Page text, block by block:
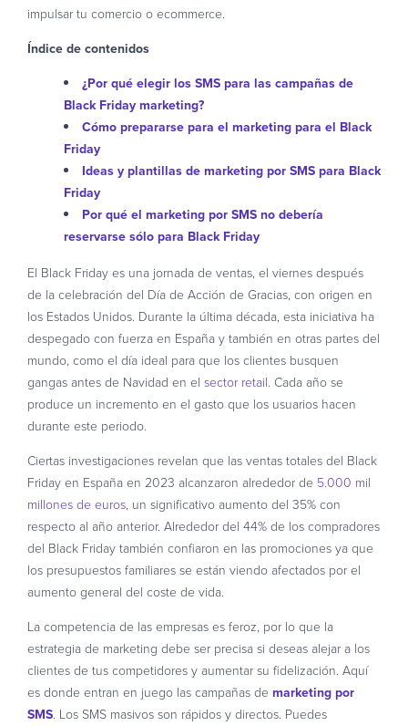
impulsar tu comercio o ecommerce.
Índice de contenidos
¿Por qué elegir los SMS para las campañas de
Black Friday marketing?
Cómo prepararse para el marketing para el Black
Friday
Ideas y plantillas de marketing por SMS para Black
Friday
Por qué el marketing por SMS no debería
reservarse sólo para Black Friday
El Black Friday es una jornada de ventas, el viernes después
de la celebración del Día de Acción de Gracias, con origen en
los Estados Unidos. Durante la última década, esta iniciativa ha
despegado con fuerza en España y también en otras partes del
mundo, como el día ideal para que los clientes busquen
gangas antes de Navidad en el sector retail. Cada año se
produce un incremento en el gasto que los usuarios hacen
durante este periodo.
Ciertas investigaciones revelan que las ventas totales del Black
Friday en España en 2023 alcanzaron alrededor de 5.000 mil
millones de euros, un significativo aumento del 35% con
respecto al año anterior. Alrededor del 44% de los compradores
del Black Friday también confiaron en las promociones ya que
los presupuestos familiares se están viendo afectados por el
aumento general del coste de vida.
La competencia de las empresas es feroz, por lo que la
estrategia de marketing debe ser precisa si deseas alejar a los
clientes de tus competidores y aumentar su fidelización. Aquí
es donde entran en juego las campañas de marketing por
SMS. Los SMS masivos son rápidos y directos. Puedes